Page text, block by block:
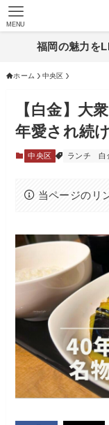
MENU
福岡の魅力を
ホーム 中央区
【白金】大
年愛され続
中央区 ランチ 白
当ページのリ